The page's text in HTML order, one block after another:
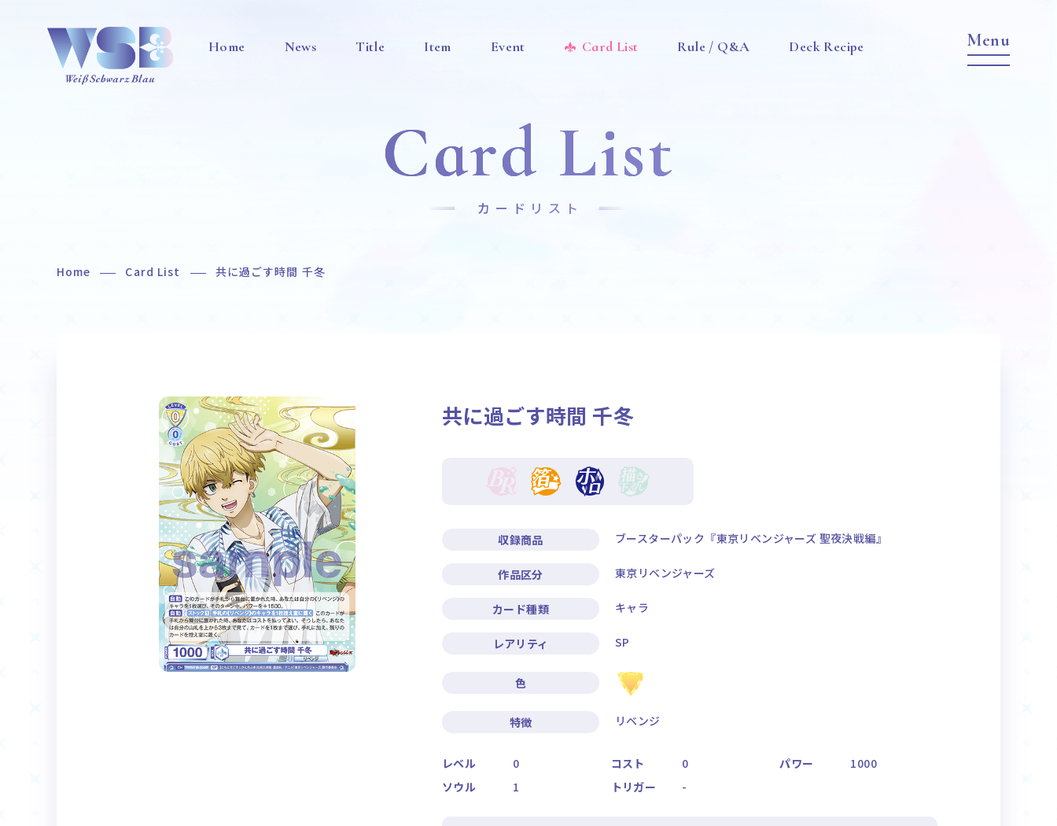
Home News Title Item Event Card List Rule / Q&A Deck Recipe
Event
イベント
Card List Rule / Q&A
Card List
カードリスト
Home Card List 共に過ごす時間 千冬
共に過ごす時間 千冬
収録商品 ブースターパック『東京リベンジャーズ 聖夜決戦編』
作品区分 東京リベンジャーズ
カード種類 キャラ
レアリティ SP
色
特徴 リベンジ
レベル 0 コスト 0 パワー
1000
ソウル
1 トリガー -